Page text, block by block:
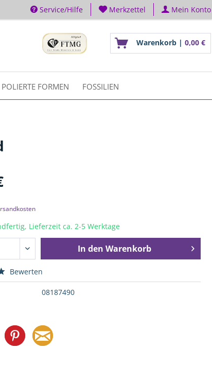
Service/Hilfe Merkzettel Mein Konto
Warenkorb | 0,00 €
POLIERTE FORMEN FOSSILIEN
Lieferzeit ca. 2-5 Werktage
In den Warenkorb
Bewerten
08187490